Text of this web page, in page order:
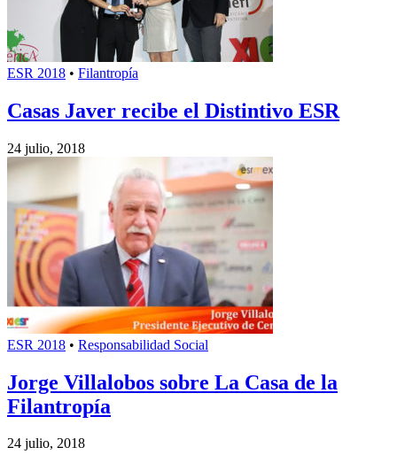
ESR 2018 • Filantropía
Casas Javer recibe el Distintivo ESR
24 julio, 2018
ESR 2018 • Responsabilidad Social
Jorge Villalobos sobre La Casa de la
Filantropía
24 julio, 2018